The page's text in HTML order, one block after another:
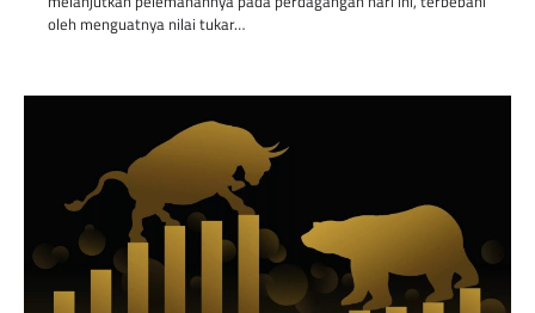
oleh menguatnya nilai tukar…